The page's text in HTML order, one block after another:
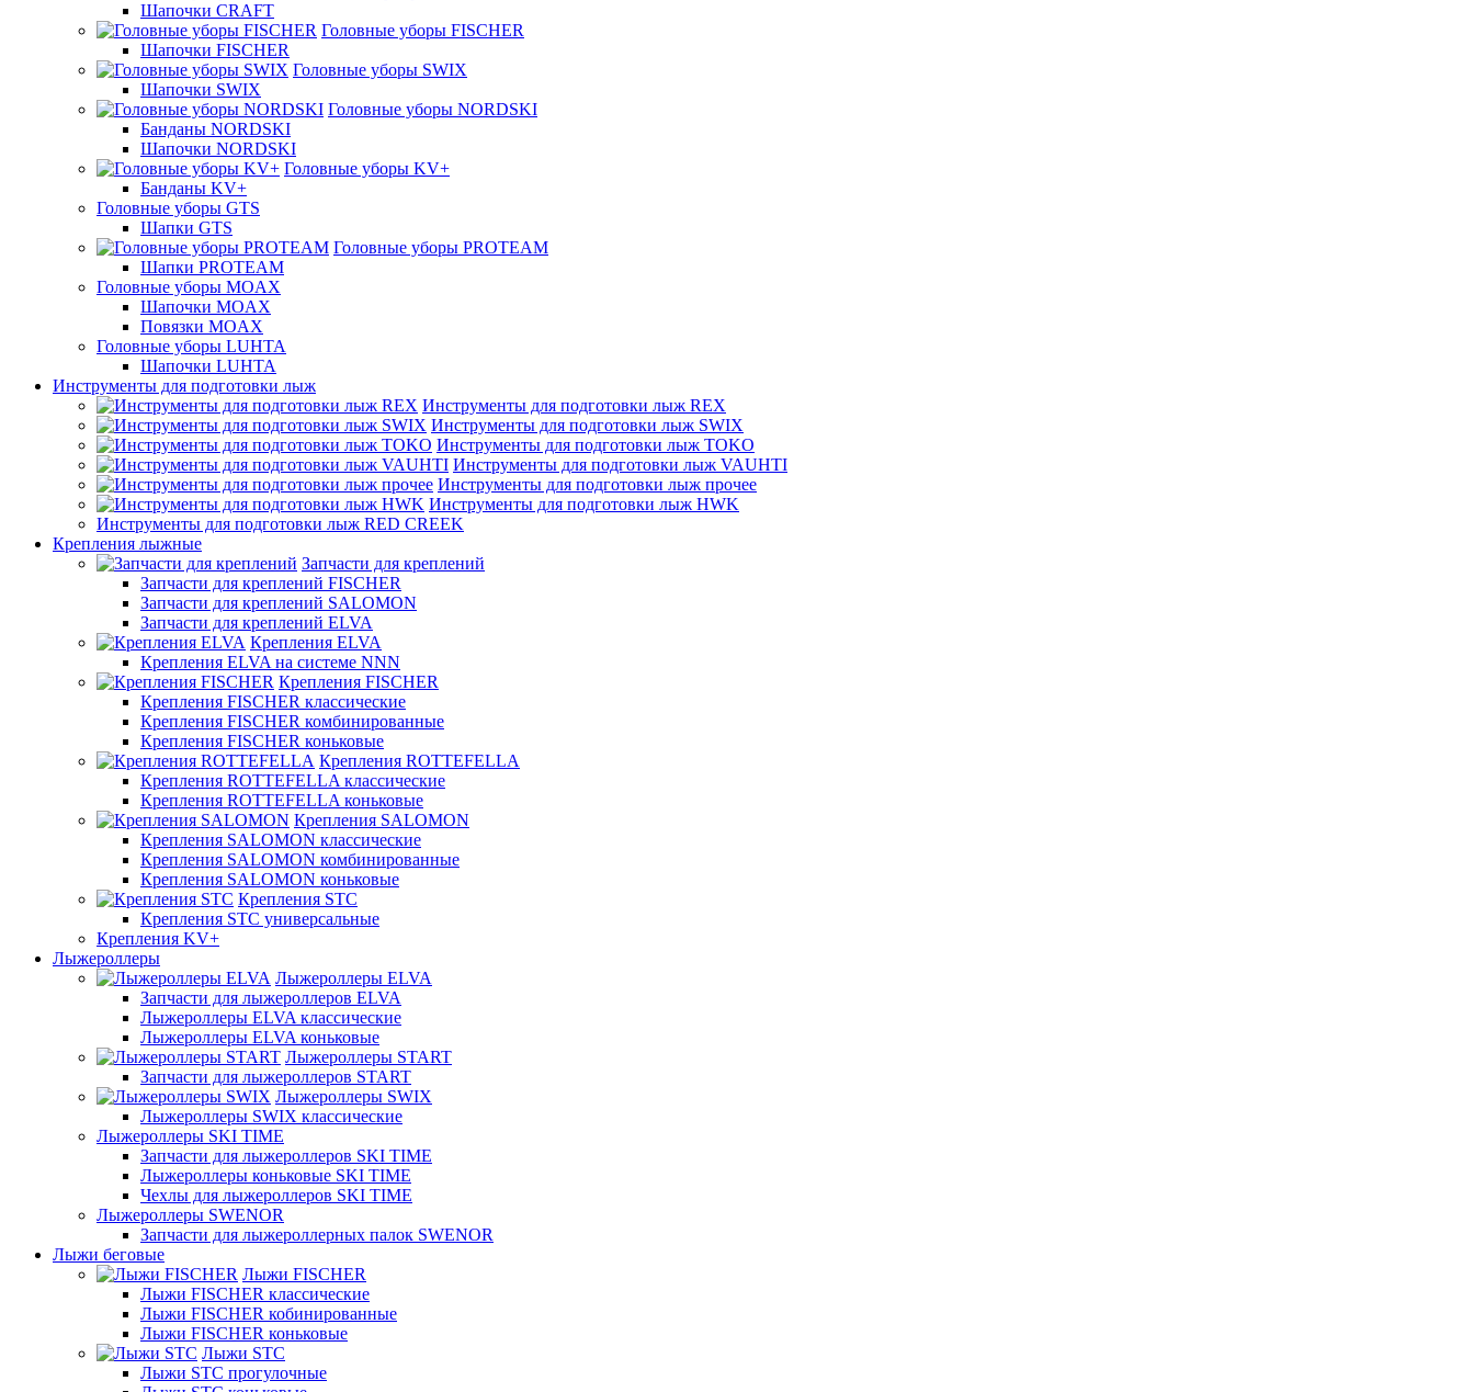
Шапочки CRAFT
Головные уборы FISCHER
Шапочки FISCHER
Головные уборы SWIX
Шапочки SWIX
Головные уборы NORDSKI
Банданы NORDSKI
Шапочки NORDSKI
Головные уборы KV+
Банданы KV+
Головные уборы GTS
Шапки GTS
Головные уборы PROTEAM
Шапки PROTEAM
Головные уборы MOAX
Шапочки MOAX
Повязки MOAX
Головные уборы LUHTA
Шапочки LUHTA
Инструменты для подготовки лыж
Инструменты для подготовки лыж REX
Инструменты для подготовки лыж SWIX
Инструменты для подготовки лыж TOKO
Инструменты для подготовки лыж VAUHTI
Инструменты для подготовки лыж прочее
Инструменты для подготовки лыж HWK
Инструменты для подготовки лыж RED CREEK
Крепления лыжные
Запчасти для креплений
Запчасти для креплений FISCHER
Запчасти для креплений SALOMON
Запчасти для креплений ELVA
Крепления ELVA
Крепления ELVA на системе NNN
Крепления FISCHER
Крепления FISCHER классические
Крепления FISCHER комбинированные
Крепления FISCHER коньковые
Крепления ROTTEFELLA
Крепления ROTTEFELLA классические
Крепления ROTTEFELLA коньковые
Крепления SALOMON
Крепления SALOMON классические
Крепления SALOMON комбинированные
Крепления SALOMON коньковые
Крепления STC
Крепления STC универсальные
Крепления KV+
Лыжероллеры
Лыжероллеры ELVA
Запчасти для лыжероллеров ELVA
Лыжероллеры ELVA классические
Лыжероллеры ELVA коньковые
Лыжероллеры START
Запчасти для лыжероллеров START
Лыжероллеры SWIX
Лыжероллеры SWIX классические
Лыжероллеры SKI TIME
Запчасти для лыжероллеров SKI TIME
Лыжероллеры коньковые SKI TIME
Чехлы для лыжероллеров SKI TIME
Лыжероллеры SWENOR
Запчасти для лыжероллерных палок SWENOR
Лыжи беговые
Лыжи FISCHER
Лыжи FISCHER классические
Лыжи FISCHER кобинированные
Лыжи FISCHER коньковые
Лыжи STC
Лыжи STC прогулочные